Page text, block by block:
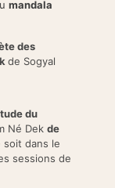
mandala
des
de Sogyal
du
Né Dek de
soit dans le
sessions de